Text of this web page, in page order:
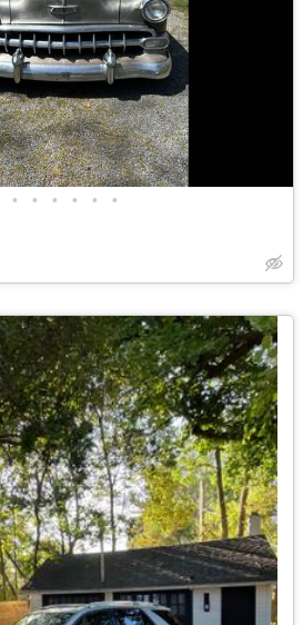
• • • • • •